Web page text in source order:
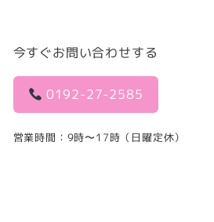
今すぐお問い合わせする
0192-27-2585
営業時間：9時〜17時（日曜定休）